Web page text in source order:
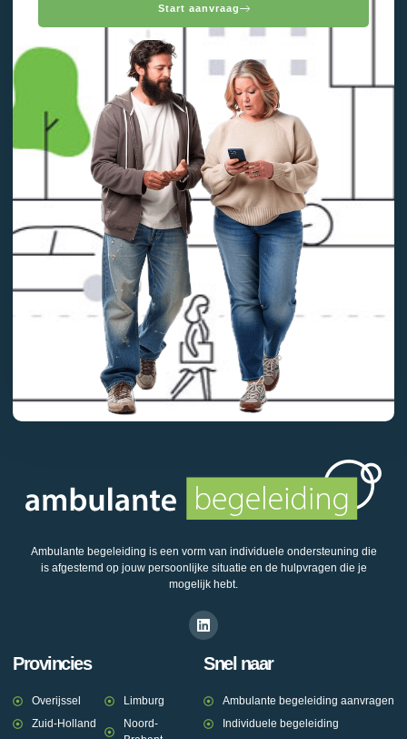
Start aanvraag
Ambulante begeleiding is een vorm van individuele ondersteuning die
is afgestemd op jouw persoonlijke situatie en de hulpvragen die je
mogelijk hebt.
Provincies
Overijssel
Zuid-Holland
Limburg
Noord-
Snel naar
Ambulante begeleiding aanvragen
Individuele begeleiding